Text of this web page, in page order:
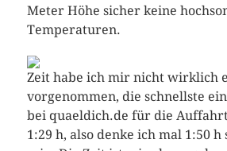
Meter Höhe sicher keine
Temperaturen.
Zeit habe ich mir nicht wirklich
vorgenommen, die schnellste
bei quaeldich.de für die
1:29 h, also denke ich mal 1:50